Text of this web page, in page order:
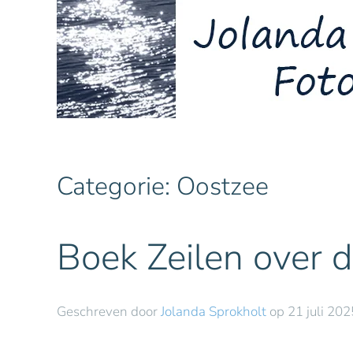
Overslaan en naar de inhoud gaan
Categorie: Oostzee
Boek Zeilen over
Geschreven doorJolanda Sprokholt op 21 juli